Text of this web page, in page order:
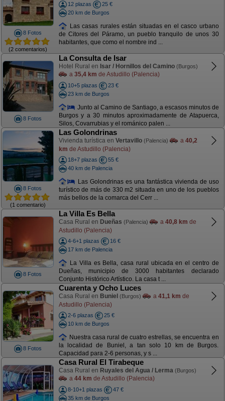
8 Fotos
(2 comentarios)
12 plazas
25 €
20 km de Burgos
Las casas rurales están situadas en el casco urbano
de Citores del Páramo, un pueblo tranquilo de unos 30
habitantes, que como el nombre ind ...
8 Fotos
La Consulta de Isar
Hotel Rural en Isar / Hornillos del Camino (Burgos)
a 35,4 km de Astudillo (Palencia)
10+5 plazas
23 €
23 km de Burgos
Junto al Camino de Santiago, a escasos minutos de
Burgos y a 30 minutos aproximadamente de Atapuerca,
Silos, Covarrubias y el románico palen ...
8 Fotos
(1 comentario)
Las Golondrinas
Vivienda turística en Vertavillo (Palencia) a 40,2
km de Astudillo (Palencia)
18+7 plazas
55 €
40 km de Palencia
Las Golondrinas es una fantástica vivienda de uso
turístico de más de 330 m2 situada en uno de los pueblos
más bellos de la comarca del Cerr ...
8 Fotos
La Villa Es Bella
Casa Rural en Dueñas (Palencia) a 40,8 km de
Astudillo (Palencia)
4-6+1 plazas
16 €
17 km de Palencia
La Villa es Bella, casa rural ubicada en el centro de
Dueñas, municipio de 3000 habitantes declarado
Conjunto Histórico Artístico. La casa t ...
8 Fotos
Cuarenta y Ocho Luces
Casa Rural en Buniel (Burgos) a 41,1 km de
Astudillo (Palencia)
2-6 plazas
25 €
10 km de Burgos
Nuestra casa rural de cuatro estrellas, se encuentra en
la localidad de Buniel, a tan solo 10 km de Burgos.
Capacidad para 2-6 personas, y s ...
Casa Rural El Tirabeque
Casa Rural en Ruyales del Agua / Lerma (Burgos)
a 44 km de Astudillo (Palencia)
8-10+1 plazas
47 €
35 km de Burgos